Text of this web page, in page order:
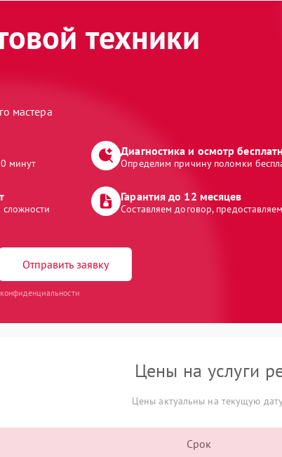
техники
мастера
минут
Диагностика и осмотр
Определим причину поломки
Гарантия до 12 месяцев
Составляем договор,
Отправить заявку
Цены на услуги
Цены актуальны на текущую
Срок